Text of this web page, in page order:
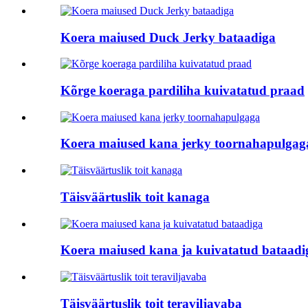
Koera maiused Duck Jerky bataadiga
Kõrge koeraga pardiliha kuivatatud praad
Koera maiused kana jerky
Täisväärtuslik toit kanaga
Koera maiused kana ja kuivatatud
Täisväärtuslik toit teraviljavaba